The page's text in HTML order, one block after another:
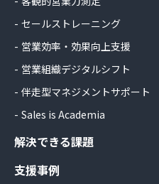
セールストレーニング
営業効率・効果向上支援
営業組織デジタルシフト
伴走型マネジメントサポート
Sales is Academia
解決できる課題
支援事例